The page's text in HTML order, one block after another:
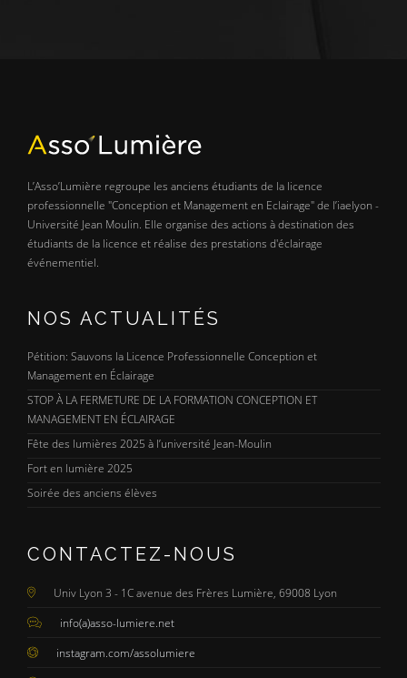
L’Asso’Lumière regroupe les anciens étudiants de la licence
professionnelle "Conception et Management en Eclairage" de l’iaelyon -
Université Jean Moulin. Elle organise des actions à destination des
étudiants de la licence et réalise des prestations d'éclairage
événementiel.
NOS ACTUALITÉS
Pétition: Sauvons la Licence Professionnelle Conception et
Management en Éclairage
STOP À LA FERMETURE DE LA FORMATION CONCEPTION ET
MANAGEMENT EN ÉCLAIRAGE
Fête des lumières 2025 à l’université Jean-Moulin
Fort en lumière 2025
Soirée des anciens élèves
CONTACTEZ-NOUS
Univ Lyon 3 - 1C avenue des Frères Lumière, 69008 Lyon
info(a)asso-lumiere.net
instagram.com/assolumiere